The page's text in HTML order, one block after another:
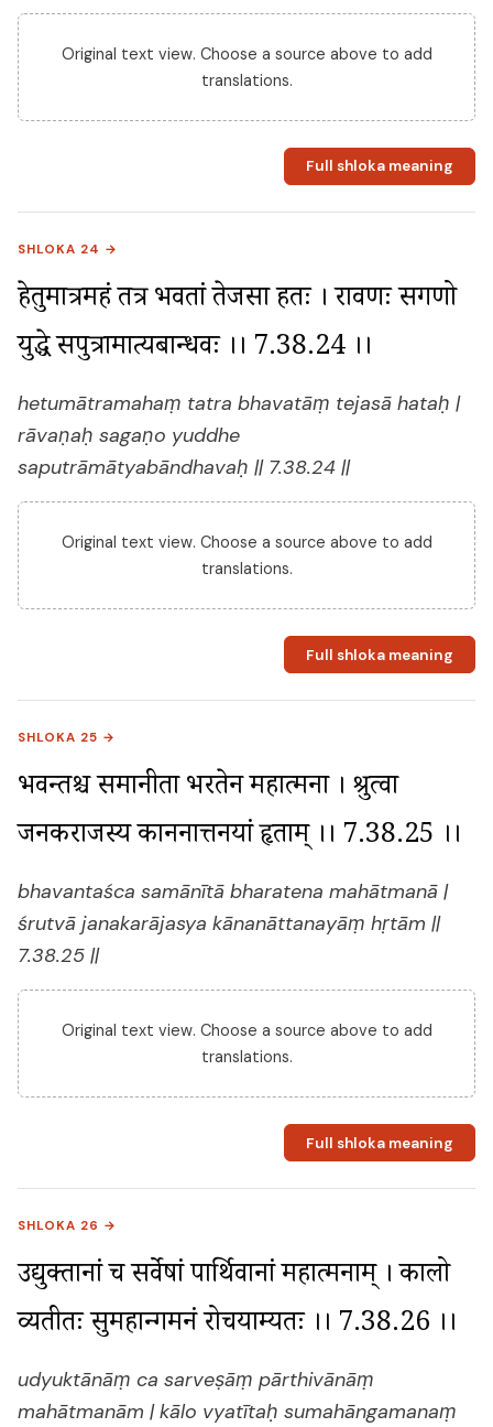
Original text view. Choose a source above to add
translations.
Full shloka meaning
SHLOKA 24 →
हेतुमात्रमहं तत्र भवतां तेजसा हतः । रावणः सगणो
युद्धे सपुत्रामात्यबान्धवः ।। 7.38.24 ।।
hetumātramahaṃ tatra bhavatāṃ tejasā hataḥ |
rāvaṇaḥ sagaṇo yuddhe
saputrāmātyabāndhavaḥ || 7.38.24 ||
Original text view. Choose a source above to add
translations.
Full shloka meaning
SHLOKA 25 →
भवन्तश्च समानीता भरतेन महात्मना । श्रुत्वा
जनकराजस्य काननात्तनयां हृताम् ।। 7.38.25 ।।
bhavantaśca samānītā bharatena mahātmanā |
śrutvā janakarājasya kānanāttanayāṃ hṛtām ||
7.38.25 ||
Original text view. Choose a source above to add
translations.
Full shloka meaning
SHLOKA 26 →
उद्युक्तानां च सर्वेषां पार्थिवानां महात्मनाम् । कालो
व्यतीतः सुमहान्गमनं रोचयाम्यतः ।। 7.38.26 ।।
udyuktānāṃ ca sarveṣāṃ pārthivānāṃ
mahātmanām | kālo vyatītaḥ sumahāngamanaṃ